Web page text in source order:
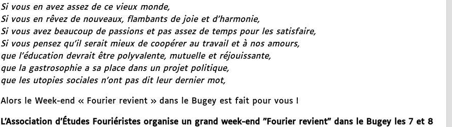
Si vous en avez assez de ce vieux monde,
Si vous en rêvez de nouveaux, flambants de joie et d’harmonie,
Si vous avez beaucoup de passions et pas assez de temps pour les satisfaire,
Si vous pensez qu’il serait mieux de coopérer au travail et à nos amours,
que l’éducation devrait être polyvalente, mutuelle et réjouissante,
que la gastrosophiea sa place dans un projet politique,
que les utopies sociales n’ont pas dit leur dernier mot,
Alors le Week-end « Fourier revient » dans le Bugey est fait pour vous !
L’Association d’Études Fouriéristes organise un grand week-end "Fourier revient" dans le Bugey les 7 et 8